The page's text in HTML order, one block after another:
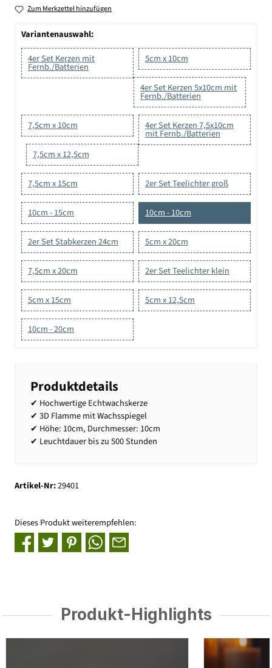
Zum Merkzettel hinzufügen
Variantenauswahl:
4er Set Kerzen mit
Fernb./Batterien
5cm x 10cm
4er Set Kerzen 5x10cm mit
Fernb./Batterien
4er Set Kerzen 7,5x10cm
mit Fernb./Batterien
7,5cm x 10cm
7,5cm x 12,5cm
7,5cm x 15cm 2er Set Teelichter groß
10cm - 15cm 10cm - 10cm
2er Set Stabkerzen 24cm 5cm x 20cm
7,5cm x 20cm 2er Set Teelichter klein
5cm x 15cm 5cm x 12,5cm
10cm - 20cm
Produktdetails
✔ Hochwertige Echtwachskerze
✔ 3D Flamme mit Wachsspiegel
✔ Höhe: 10cm, Durchmesser: 10cm
✔ Leuchtdauer bis zu 500 Stunden
Artikel-Nr:29401
Dieses Produkt weiterempfehlen:
Produkt-Highlights